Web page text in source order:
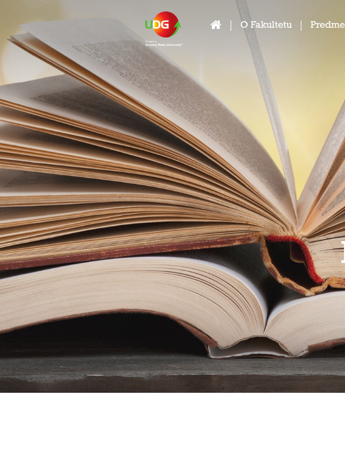
O Fakultetu